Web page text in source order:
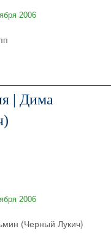
2006
| Дима
2006
(Черный Лукич)